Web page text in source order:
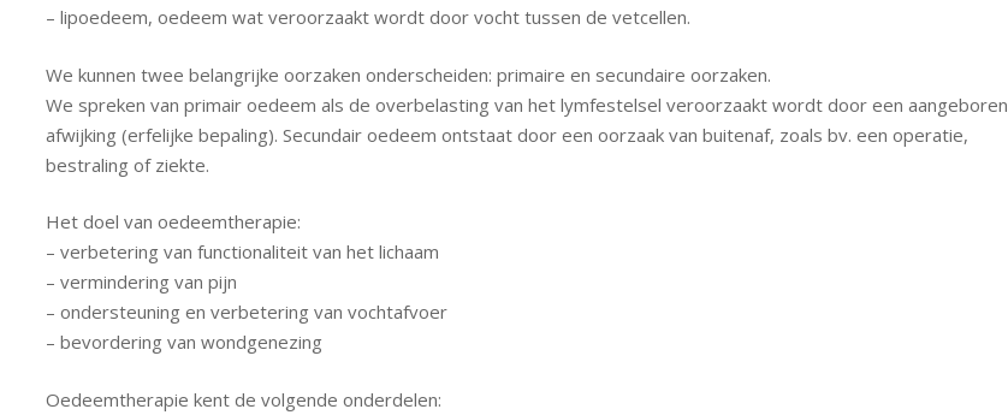
– lipoedeem, oedeem wat veroorzaakt wordt door vocht tussen de vetcellen.
We kunnen twee belangrijke oorzaken onderscheiden: primaire en secundaire oorzaken.
We spreken van primair oedeem als de overbelasting van het lymfestelsel veroorzaakt wordt door een aangeboren
afwijking (erfelijke bepaling). Secundair oedeem ontstaat door een oorzaak van buitenaf, zoals bv. een operatie,
bestraling of ziekte.
Het doel van oedeemtherapie:
– verbetering van functionaliteit van het lichaam
– vermindering van pijn
– ondersteuning en verbetering van vochtafvoer
– bevordering van wondgenezing
Oedeemtherapie kent de volgende onderdelen: